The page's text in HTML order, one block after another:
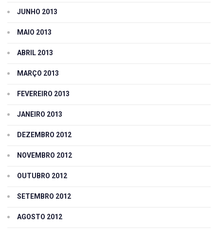
JUNHO 2013
MAIO 2013
ABRIL 2013
MARÇO 2013
FEVEREIRO 2013
JANEIRO 2013
DEZEMBRO 2012
NOVEMBRO 2012
OUTUBRO 2012
SETEMBRO 2012
AGOSTO 2012